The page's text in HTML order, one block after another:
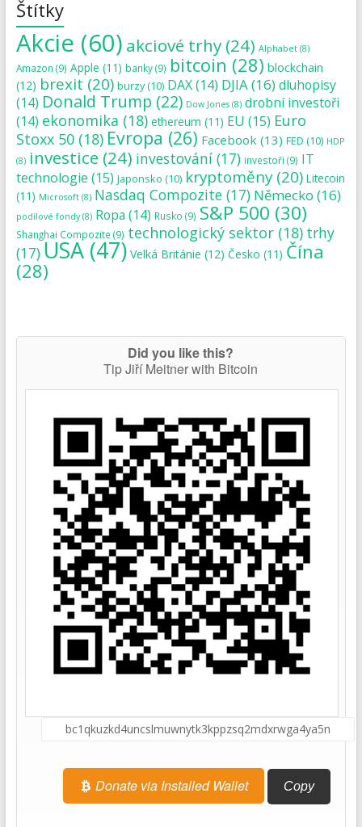
Štítky
Akcie (60) akciové trhy(24) Alphabet(8)
Amazon (9) Apple (11) banky(9) bitcoin (28) blockchain
(12) brexit (20) burzy(10) DAX(14) DJIA(16)dluhopisy
(14) Donald Trump (22) Dow Jones(8) drobní investoři
(14) ekonomika (18) ethereum (11) EU (15) Euro
Stoxx 50(18) Evropa (26) Facebook (13) FED (10) HDP
(8) investice (24) investování(17) investoři (9) IT
technologie (15) Japonsko (10) kryptoměny(20) Litecoin
(11) Microsoft(8) Nasdaq Compozite(17) Německo (16)
podílové fondy(8) Ropa (14) Rusko (9) S&P 500 (30)
Shanghai Compozite (9) technologický sektor(18) trhy
(17)USA(47) Velká Británie (12) Česko (11) Čína
(28)
Did you like this?
Tip Jiří Meitner with Bitcoin
Donate via Installed Wallet Copy